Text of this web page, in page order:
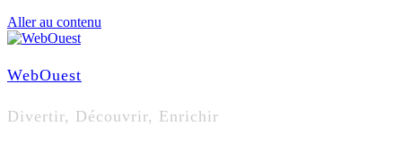
Aller au contenu
WebOuest
Divertir, Découvrir, Enrichir